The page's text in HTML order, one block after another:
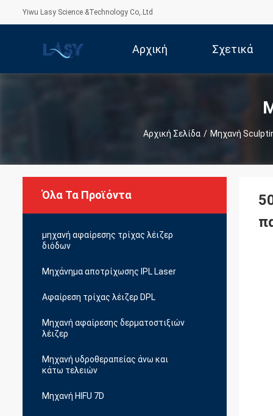
Yiwu Lasy Science &Technology Co,.Ltd
Αρχική Σχετικά
Αρχική Σελίδα / Μηχανή
Όλα Τα Προϊόντα
μηχανή αφαίρεσης τρίχας λέιζερ
διόδων
Μηχάνημα αποτρίχωσης IPL Laser
Αφαίρεση τρίχας λέιζερ DPL
Μηχανή αφαίρεσης δερματοστιξιών
λέιζερ
Μηχανή υδροθεραπείας άνω και
κάτω τελειών
Μηχανή HIFU 7D